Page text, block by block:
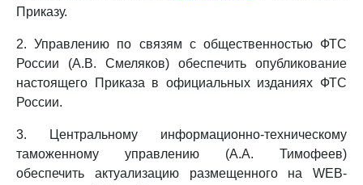
Приказу.
2. Управлению по связям с общественностью ФТС
России (А.В. Смеляков) обеспечить опубликование
настоящего Приказа в официальных изданиях ФТС
России.
3. Центральному информационно-техническому
таможенному управлению (А.А. Тимофеев)
обеспечить актуализацию размещенного на WEB-